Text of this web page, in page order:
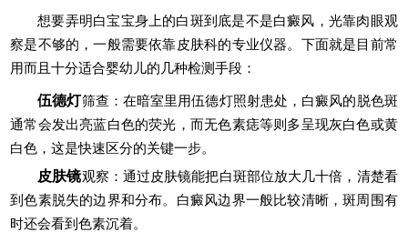
想要弄明白宝宝身上的白斑到底是不是白癜风，光靠肉眼观
察是不够的，一般需要依靠皮肤科的专业仪器。下面就是目前常
用而且十分适合婴幼儿的几种检测手段：
伍德灯筛查：在暗室里用伍德灯照射患处，白癜风的脱色斑
通常会发出亮蓝白色的荧光，而无色素痣等则多呈现灰白色或黄
白色，这是快速区分的关键一步。
皮肤镜观察：通过皮肤镜能把白斑部位放大几十倍，清楚看
到色素脱失的边界和分布。白癜风边界一般比较清晰，斑周围有
时还会看到色素沉着。